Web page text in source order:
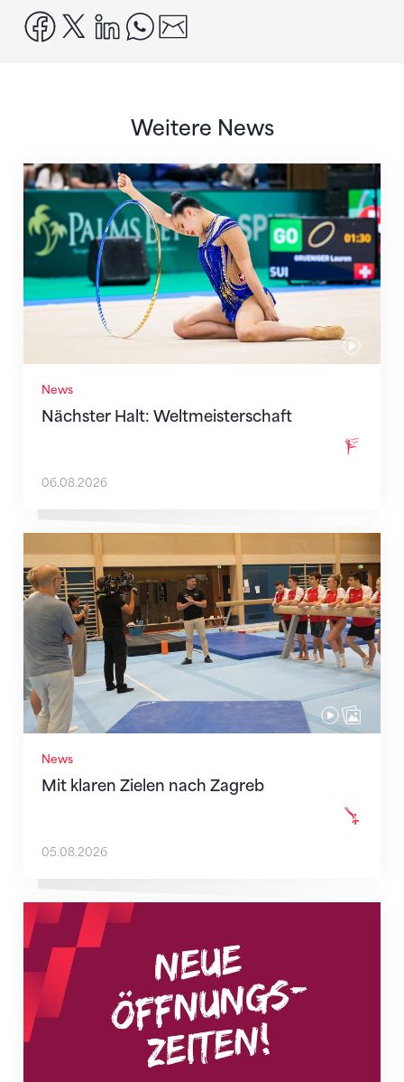
facebook
x linkedinwhatsapp
Weitere News
News
Nächster Halt: Weltmeisterschaft
Nächster Halt: Weltmeisterschaft
06.08.2026
News
Mit klaren Zielen nach Zagreb
Mit klaren Zielen nach Zagreb
05.08.2026
Neue Empfangszeiten ab 1. August 2026